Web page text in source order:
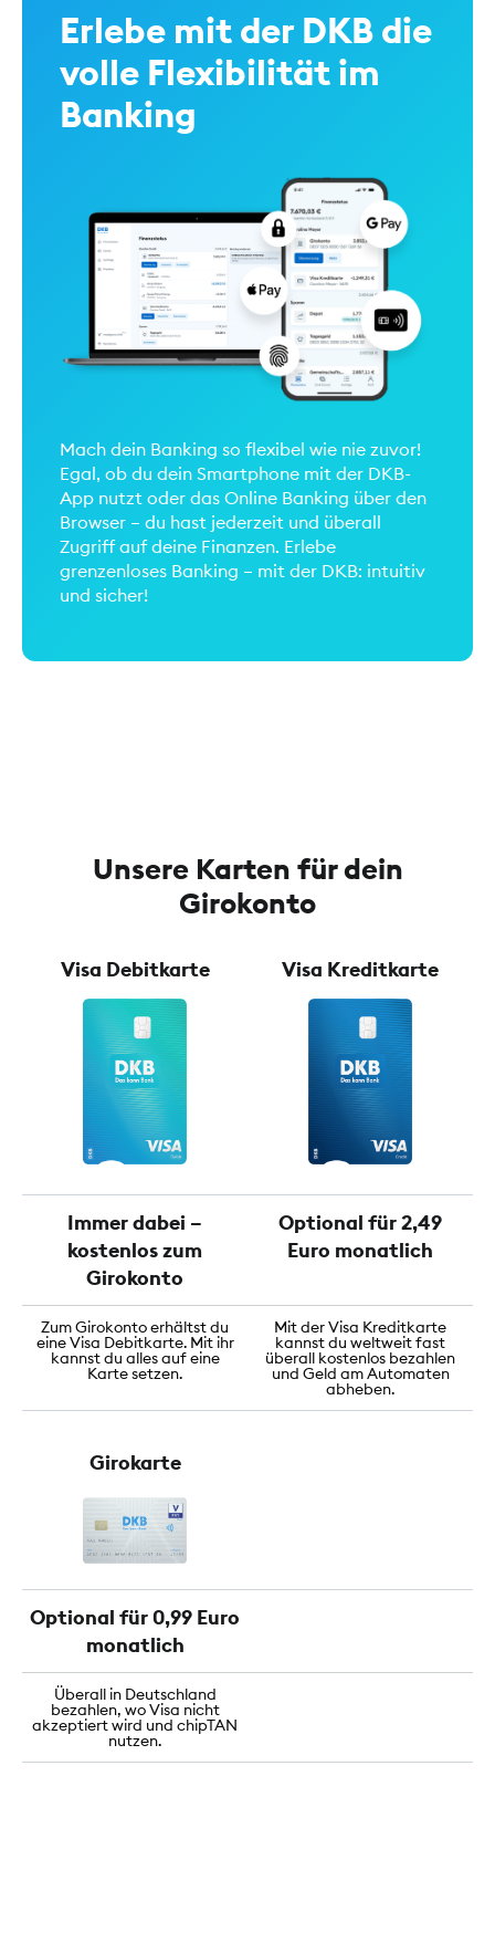
Erlebe mit der DKB die
volle Flexibilität im
Banking
Mach dein Banking so flexibel wie nie zuvor!
Egal, ob du dein Smartphone mit der DKB-
App nutzt oder das Online Banking über den
Browser – du hast jederzeit und überall
Zugriff auf deine Finanzen. Erlebe
grenzenloses Banking – mit der DKB: intuitiv
und sicher!
Unsere Karten für dein
Girokonto
Visa Debitkarte Visa Kreditkarte
Immer dabei –
kostenlos zum
Girokonto
Optional für 2,49
Euro monatlich
Zum Girokonto erhältst du
eine Visa Debitkarte. Mit ihr
kannst du alles auf eine
Karte setzen.
Mit der Visa Kreditkarte
kannst du weltweit fast
überall kostenlos bezahlen
und Geld am Automaten
abheben.
Girokarte
Optional für 0,99 Euro
monatlich
Überall in Deutschland
bezahlen, wo Visa nicht
akzeptiert wird und chipTAN
nutzen.